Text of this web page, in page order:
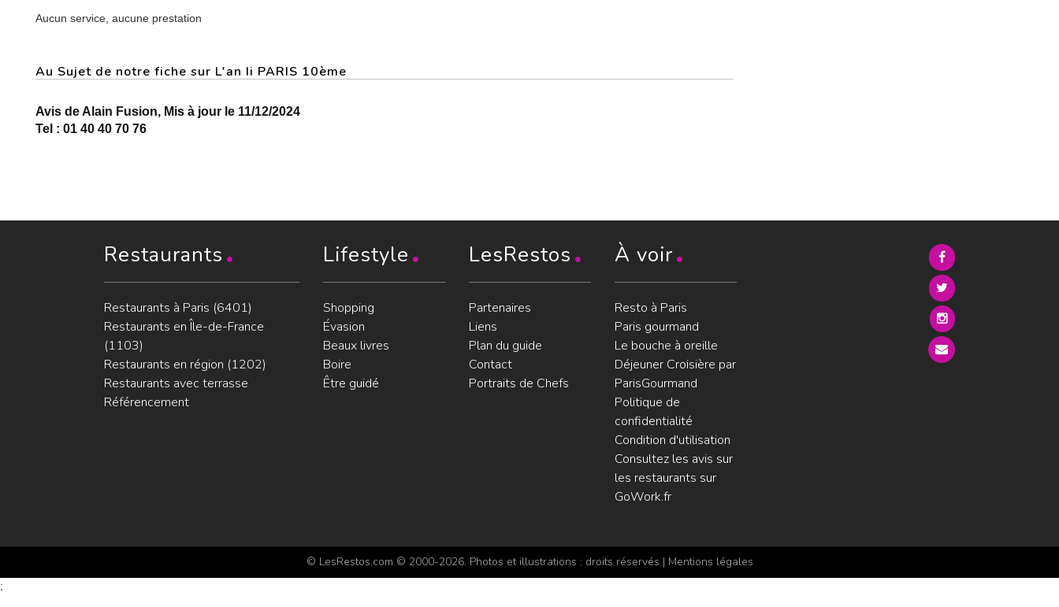
Aucun service, aucune prestation
Au Sujet de notre fiche sur L'an Ii PARIS 10ème
Avis de Alain Fusion, Mis à jour le 11/12/2024
Tel : 01 40 40 70 76
Restaurants
Restaurants à Paris (6401)
Restaurants en Île-de-France
(1103)
Restaurants en région (1202)
Restaurants avec terrasse
Référencement
Lifestyle
Shopping
Évasion
Beaux livres
Boire
Être guidé
LesRestos
Partenaires
Liens
Plan du guide
Contact
Portraits de Chefs
À voir
Resto à Paris
Paris gourmand
Le bouche à oreille
Déjeuner Croisière par
ParisGourmand
Politique de
confidentialité
Condition d'utilisation
Consultez les avis sur
les restaurants sur
GoWork.fr
© LesRestos.com © 2000-2026. Photos et illustrations : droits réservés | Mentions légales
;